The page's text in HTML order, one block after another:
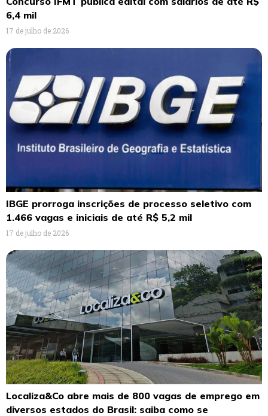
6,4 mil
17 de julho de 2026
IBGE prorroga inscrições de processo seletivo com
1.466 vagas e iniciais de até R$ 5,2 mil
17 de julho de 2026
Localiza&Co abre mais de 800 vagas de emprego em
diversos estados do Brasil: saiba como se